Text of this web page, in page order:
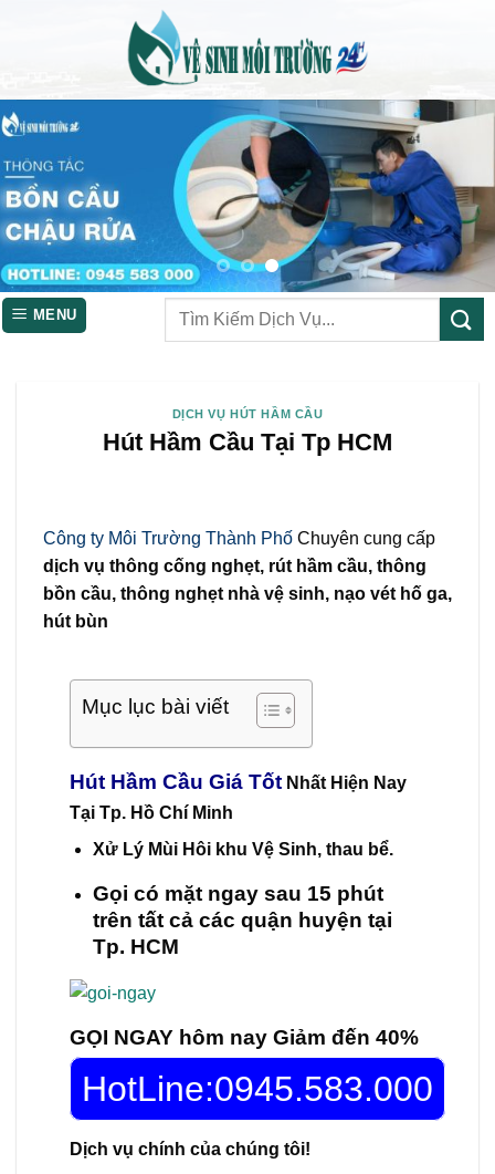
MENU
DỊCH VỤ HÚT HẦM CẦU
Hút Hầm Cầu Tại Tp HCM
Công ty Môi Trường Thành Phố Chuyên cung cấp
dịch vụ thông cống nghẹt, rút hầm cầu, thông
bồn cầu, thông nghẹt nhà vệ sinh, nạo vét hố ga,
hút bùn
Mục lục bài viết
Hút Hầm Cầu Giá Tốt Nhất Hiện Nay
Tại Tp. Hồ Chí Minh
Xử Lý Mùi Hôi khu Vệ Sinh, thau bể.
Gọi có mặt ngay sau 15 phút
trên tất cả các quận huyện tại
Tp. HCM
GỌI NGAY hôm nay Giảm đến 40%
HotLine:0945.583.000
Dịch vụ chính của chúng tôi!